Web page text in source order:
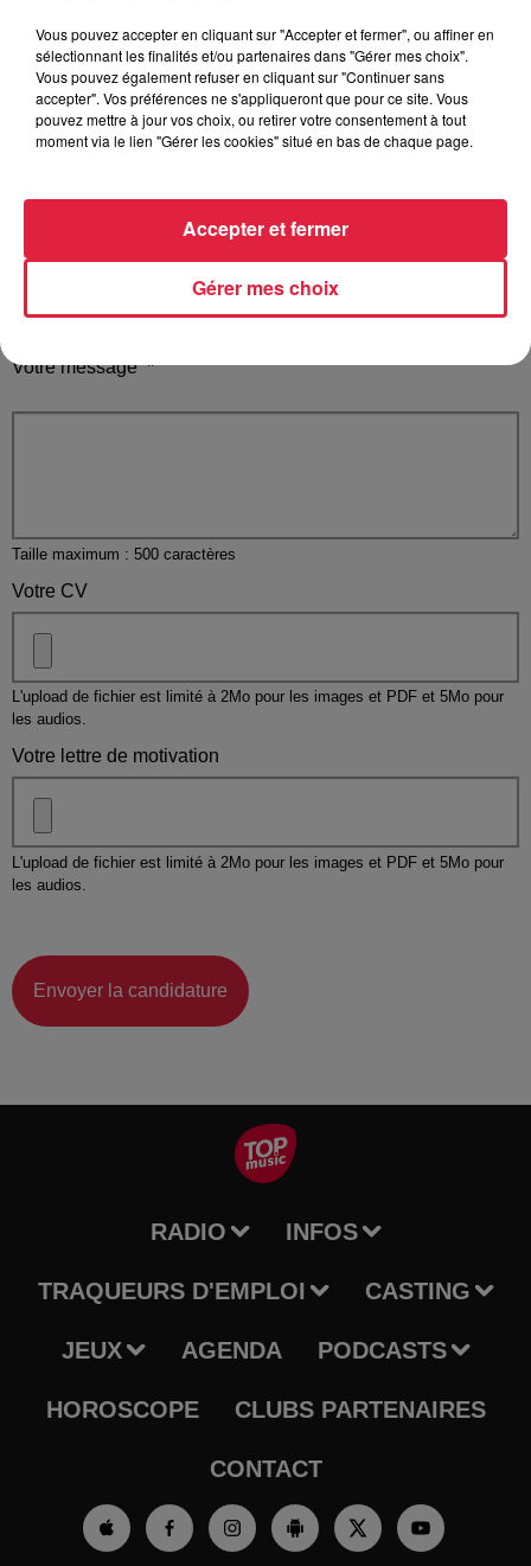
Votre e-mail*
Votre n° de téléphone*
Votre message*
Taille maximum : 500 caractères
Votre CV
L'upload de fichier est limité à 2Mo pour les images et PDF et 5Mo pour
les audios.
Votre lettre de motivation
L'upload de fichier est limité à 2Mo pour les images et PDF et 5Mo pour
les audios.
Envoyer la candidature
RADIO INFOS
TRAQUEURS D'EMPLOI CASTING
JEUX AGENDA PODCASTS
HOROSCOPE CLUBS PARTENAIRES
CONTACT
Vous pouvez accepter en cliquant sur "Accepter et fermer", ou affiner en
sélectionnant les finalités et/ou partenaires dans "Gérer mes choix".
Vous pouvez également refuser en cliquant sur "Continuer sans
accepter". Vos préférences ne s'appliqueront que pour ce site. Vous
pouvez mettre à jour vos choix, ou retirer votre consentement à tout
moment via le lien "Gérer les cookies" situé en bas de chaque page.
Gérer mes choix
Accepter et fermer